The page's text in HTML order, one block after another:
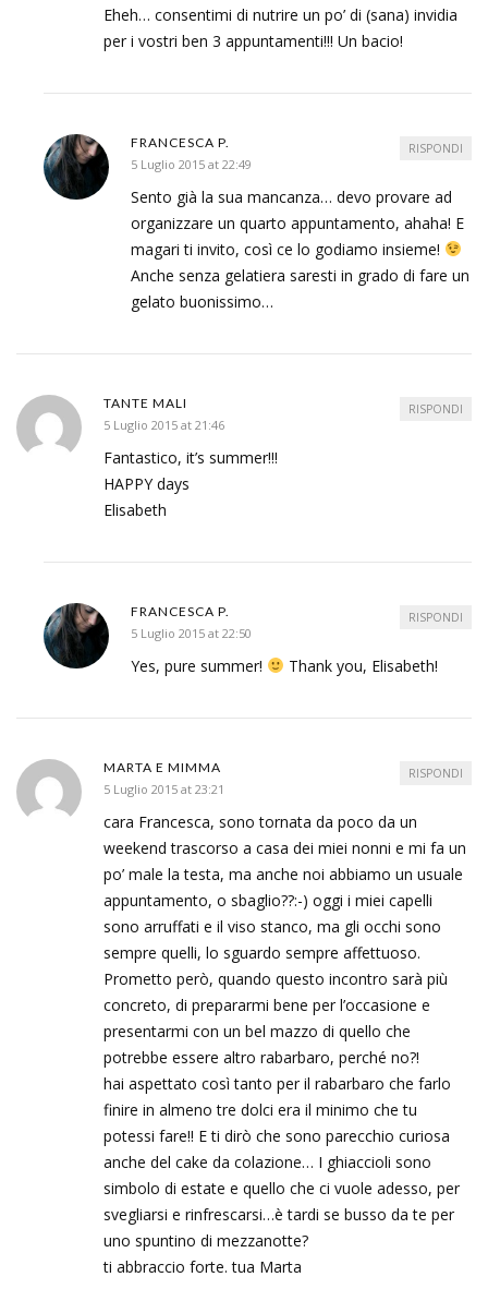
Eheh… consentimi di nutrire un po’ di (sana) invidia
per i vostri ben 3 appuntamenti!!! Un bacio!
FRANCESCA P.
5 Luglio 2015 at 22:49
Sento già la sua mancanza… devo provare ad
organizzare un quarto appuntamento, ahaha! E
magari ti invito, così ce lo godiamo insieme!
Anche senza gelatiera saresti in grado di fare un
gelato buonissimo…
RISPONDI
TANTE MALI
5 Luglio 2015 at 21:46
Fantastico, it’s summer!!!
HAPPY days
Elisabeth
RISPONDI
FRANCESCA P.
5 Luglio 2015 at 22:50
Yes, pure summer! Thank you, Elisabeth!
RISPONDI
MARTA E MIMMA
5 Luglio 2015 at 23:21
cara Francesca, sono tornata da poco da un
weekend trascorso a casa dei miei nonni e mi fa un
po’ male la testa, ma anche noi abbiamo un usuale
appuntamento, o sbaglio??:-) oggi i miei capelli
sono arruffati e il viso stanco, ma gli occhi sono
sempre quelli, lo sguardo sempre affettuoso.
Prometto però, quando questo incontro sarà più
concreto, di prepararmi bene per l’occasione e
presentarmi con un bel mazzo di quello che
potrebbe essere altro rabarbaro, perché no?!
hai aspettato così tanto per il rabarbaro che farlo
finire in almeno tre dolci era il minimo che tu
potessi fare!! E ti dirò che sono parecchio curiosa
anche del cake da colazione… I ghiaccioli sono
simbolo di estate e quello che ci vuole adesso, per
svegliarsi e rinfrescarsi…è tardi se busso da te per
uno spuntino di mezzanotte?
ti abbraccio forte. tua Marta
RISPONDI